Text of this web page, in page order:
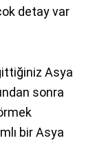
detay var
Asya
sonra
bir Asya